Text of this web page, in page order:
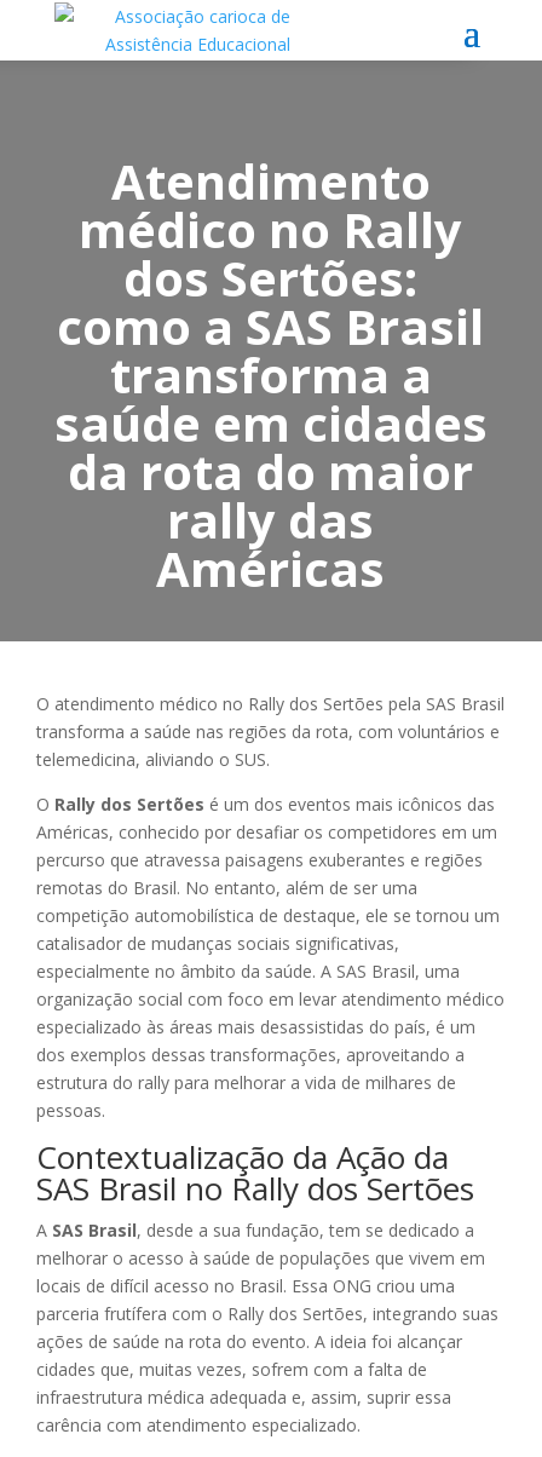
Atendimento
médico no Rally
dos Sertões:
como a SAS Brasil
transforma a
saúde em cidades
da rota do maior
rally das
Américas
O atendimento médico no Rally dos Sertões pela SAS Brasil
transforma a saúde nas regiões da rota, com voluntários e
telemedicina, aliviando o SUS.
O Rally dos Sertões é um dos eventos mais icônicos das
Américas, conhecido por desafiar os competidores em um
percurso que atravessa paisagens exuberantes e regiões
remotas do Brasil. No entanto, além de ser uma
competição automobilística de destaque, ele se tornou um
catalisador de mudanças sociais significativas,
especialmente no âmbito da saúde. A SAS Brasil, uma
organização social com foco em levar atendimento médico
especializado às áreas mais desassistidas do país, é um
dos exemplos dessas transformações, aproveitando a
estrutura do rally para melhorar a vida de milhares de
pessoas.
Contextualização da Ação da
SAS Brasil no Rally dos Sertões
A SAS Brasil, desde a sua fundação, tem se dedicado a
melhorar o acesso à saúde de populações que vivem em
locais de difícil acesso no Brasil. Essa ONG criou uma
parceria frutífera com o Rally dos Sertões, integrando suas
ações de saúde na rota do evento. A ideia foi alcançar
cidades que, muitas vezes, sofrem com a falta de
infraestrutura médica adequada e, assim, suprir essa
carência com atendimento especializado.